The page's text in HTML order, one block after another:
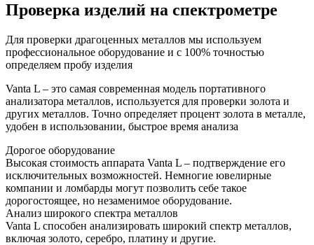
Проверка изделий на спектрометре
Для проверки драгоценных металлов мы используем
профессиональное оборудование и с 100% точностью
определяем пробу изделия
Vanta L – это самая современная модель портативного
анализатора металлов, используется для проверки золота и
других металлов. Точно определяет процент золота в металле,
удобен в использовании, быстрое время анализа
Дорогое оборудование
Высокая стоимость аппарата Vanta L – подтверждение его
исключительных возможностей. Немногие ювелирные
компании и ломбарды могут позволить себе такое
дорогостоящее, но незаменимое оборудование.
Анализ широкого спектра металлов
Vanta L способен анализировать широкий спектр металлов,
включая золото, серебро, платину и другие.